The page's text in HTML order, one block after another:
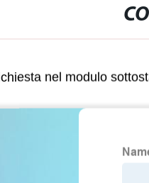
nel modulo